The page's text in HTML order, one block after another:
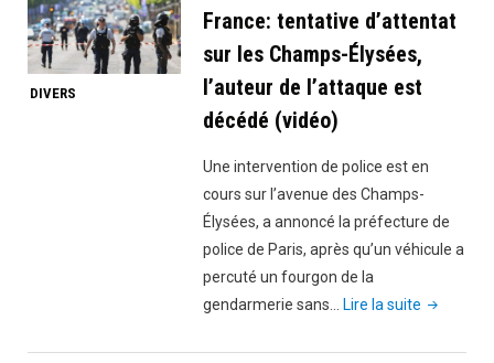
DIVERS
France: tentative d’attentat
sur les Champs-Élysées,
l’auteur de l’attaque est
décédé (vidéo)
Une intervention de police est en
cours sur l’avenue des Champs-
Élysées, a annoncé la préfecture de
police de Paris, après qu’un véhicule a
percuté un fourgon de la
gendarmerie sans…
Lire la suite "France:
d’attentat